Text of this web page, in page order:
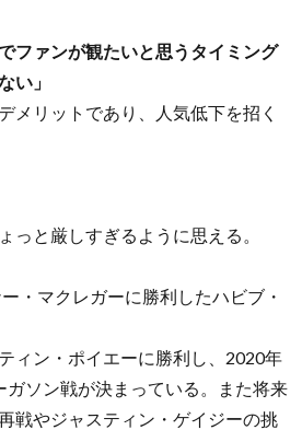
ファンが観たいと思うタイミング
い」
メリットであり、人気低下を招く
っと厳しすぎるように思える。
・マクレガーに勝利したハビブ・
ィン・ポイエーに勝利し、2020年
ソン戦が決まっている。また将来
戦やジャスティン・ゲイジーの挑